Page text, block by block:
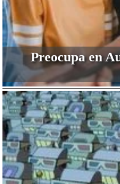
Preocupa en